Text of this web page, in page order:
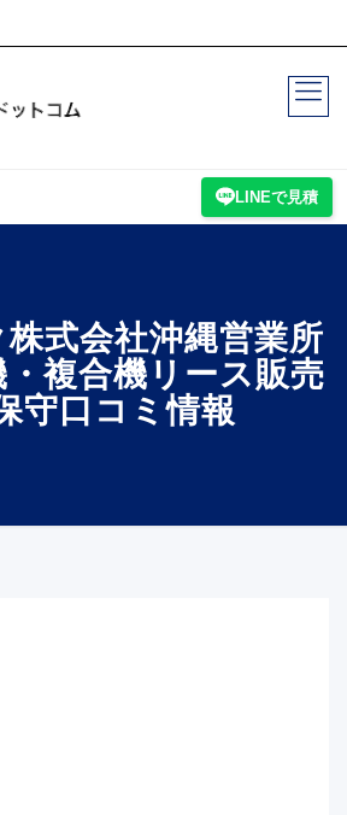
LINEで見積
式会社沖縄営業所
複合機リース販売
守口コミ情報